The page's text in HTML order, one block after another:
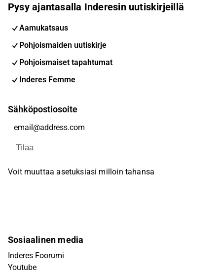
Pysy ajantasalla Inderesin uutiskirjeillä
Aamukatsaus
Pohjoismaiden uutiskirje
Pohjoismaiset tapahtumat
Inderes Femme
Sähköpostiosoite
Tilaa
Voit muuttaa asetuksiasi milloin tahansa
Sosiaalinen media
Inderes Foorumi
Youtube